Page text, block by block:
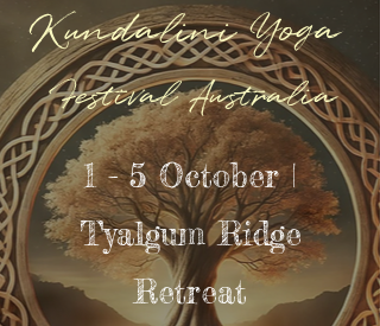
Kundalini Yoga
Festival Australia
1 - 5 October |
Tyalgum Ridge
Retreat